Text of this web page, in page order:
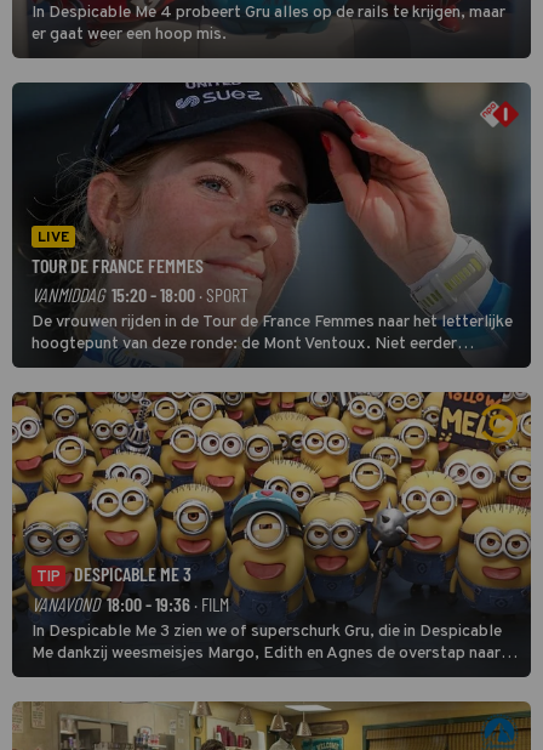
In Despicable Me 4 probeert Gru alles op de rails te krijgen, maar
er gaat weer een hoop mis.
LIVE
TOUR DE FRANCE FEMMES
VANMIDDAG 15:20 - 18:00 · SPORT
De vrouwen rijden in de Tour de France Femmes naar het letterlijke
hoogtepunt van deze ronde: de Mont Ventoux. Niet eerder
finishten de vrouwen voor deze koers op deze kale col uit de
buitencategorie. De aanloop naar de slotklim is vlak.
TIP
DESPICABLE ME 3
VANAVOND 18:00 - 19:36· FILM
In Despicable Me 3 zien we of superschurk Gru, die in Despicable
Me dankzij weesmeisjes Margo, Edith en Agnes de overstap naar
het rechte pad maakte, ook op dat pad weet te blijven.